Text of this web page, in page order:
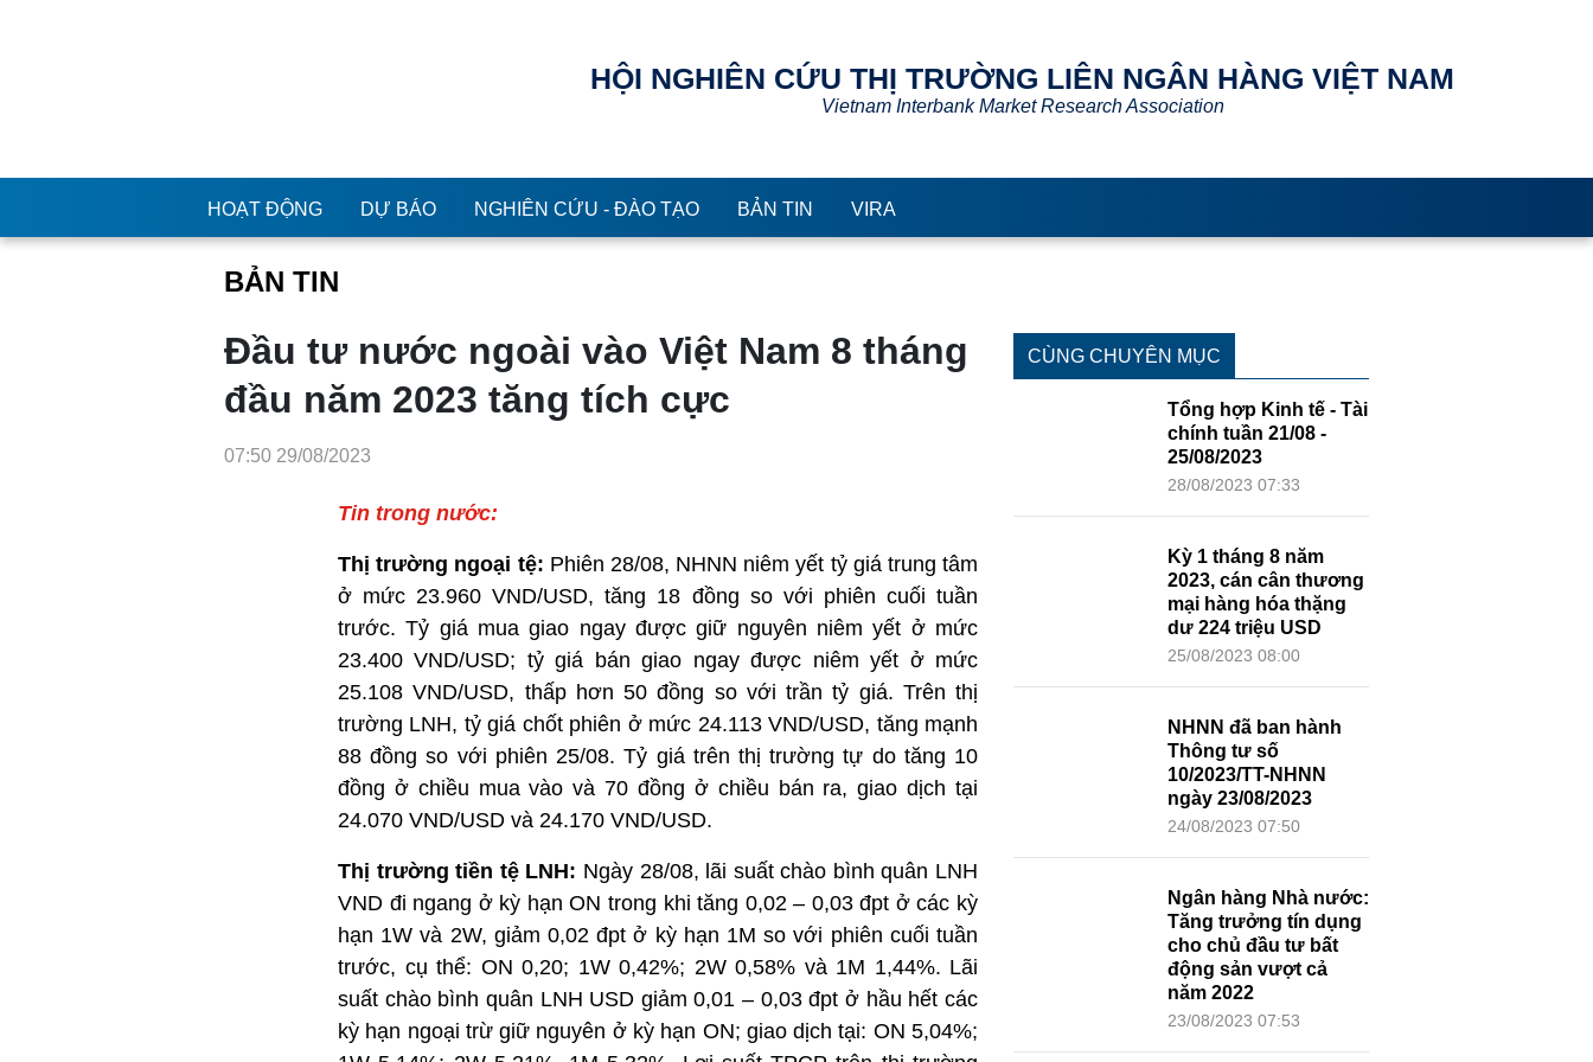
HỘI NGHIÊN CỨU THỊ TRƯỜNG LIÊN NGÂN HÀNG VIỆT NAM
Vietnam Interbank Market Research Association
HOẠT ĐỘNG DỰ BÁO NGHIÊN CỨU - ĐÀO TẠO BẢN TIN VIRA
BẢN TIN
Đầu tư nước ngoài vào Việt Nam 8
tháng đầu năm 2023 tăng tích cực
07:50 29/08/2023
Tin trong nước:
Thị trường ngoại tệ:Phiên 28/08, NHNN niêm yết tỷ giá
trung tâm ở mức 23.960 VND/USD, tăng 18 đồng so với
phiên cuối tuần trước. Tỷ giá mua giao ngay được giữ
nguyên niêm yết ở mức 23.400 VND/USD; tỷ giá bán giao
ngay được niêm yết ở mức 25.108 VND/USD, thấp hơn 50
đồng so với trần tỷ giá. Trên thị trường LNH, tỷ giá chốt
phiên ở mức 24.113 VND/USD, tăng mạnh 88 đồng so với
phiên 25/08. Tỷ giá trên thị trường tự do tăng 10 đồng ở
chiều mua vào và 70 đồng ở chiều bán ra, giao dịch tại
Thị trường tiền tệ LNH:Ngày 28/08, lãi suất chào bình
quân LNH VND đi ngang ở kỳ hạn ON trong khi tăng 0,02 –
0,03 đpt ở các kỳ hạn 1W và 2W, giảm 0,02 đpt ở kỳ hạn 1M
so với phiên cuối tuần trước, cụ thể: ON 0,20; 1W 0,42%; 2W
0,58% và 1M 1,44%. Lãi suất chào bình quân LNH USD giảm
CÙNG CHUYÊN MỤC
Tổng hợp Kinh tế -
Tài chính tuần
21/08 - 25/08/2023
28/08/2023 07:33
Kỳ 1 tháng 8 năm
2023, cán cân
thương mại hàng
hóa thặng dư 224
triệu USD
NHNN đã ban hành
Thông tư số
10/2023/TT-NHNN
ngày 23/08/2023
Ngân hàng Nhà
nước: Tăng trưởng
tín dụng cho chủ
đầu tư bất động
sản vượt cả năm